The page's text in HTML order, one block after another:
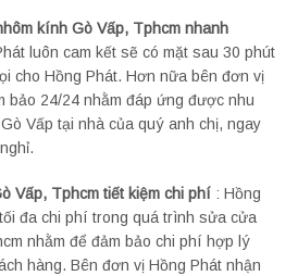
kính Gò Vấp, Tphcm nhanh
luôn cam kết sẽ có mặt sau 30 phút
cho Hồng Phát. Hơn nữa bên đơn vị
bảo 24/24 nhằm đáp ứng được nhu
Vấp tại nhà của quý anh chị, ngay
Vấp, Tphcm tiết kiệm chi phí : Hồng
đa chi phí trong quá trình sửa cửa
nhằm để đảm bảo chi phí hợp lý
hàng. Bên đơn vị Hồng Phát nhận